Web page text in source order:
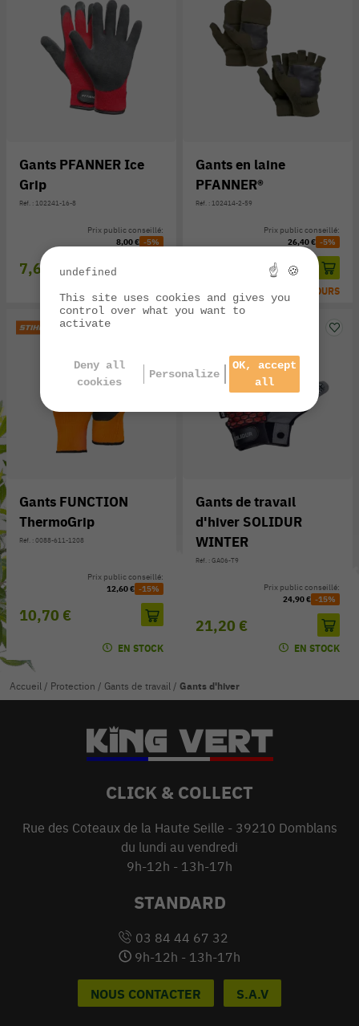
Gants PFANNER Ice
Grip
Réf. : 102241-16-8
7,60 €
Prix public conseillé:
8,00 € -5%
Gants en laine
PFANNER®
Réf. : 102414-2-59
Prix public conseillé:
26,40 € -5%
EXPÉ SOUS 3/7 JOURS
Gants FUNCTION
ThermoGrip
Réf. : 0088-611-1208
10,70 €
Prix public conseillé:
12,60 € -15%
EN STOCK
Gants de travail
d'hiver SOLIDUR
WINTER
Réf. : GA06-T9
21,20 €
Prix public conseillé:
24,90 € -15%
EN STOCK
Accueil / Protection / Gants de travail / Gants d'hiver
CLICK & COLLECT
Rue des Coteaux de la Haute Seille - 39210 Domblans
du lundi au vendredi
9h-12h - 13h-17h
STANDARD
03 84 44 67 32
9h-12h - 13h-17h
NOUS CONTACTER S.A.V
undefined ☝ 🍪
This site uses cookies and gives you
control over what you want to
activate
Deny all
cookies
Personalize
OK, accept
all